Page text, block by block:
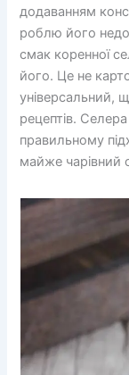
додаванням
роблю його
смак коренної
його. Це не
універсальний,
рецептів.
правильному
майже чарівний